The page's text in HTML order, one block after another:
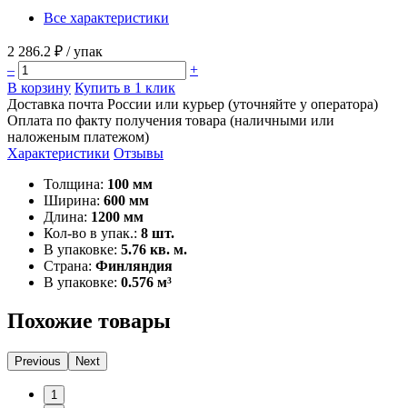
Все характеристики
2 286.2 ₽ / упак
–
+
В корзину Купить в 1 клик
Доставка почта России или курьер (уточняйте у оператора)
Оплата по факту получения товара (наличными или
наложеным платежом)
Характеристики Отзывы
Толщина: 100 мм
Ширина: 600 мм
Длина: 1200 мм
Кол-во в упак.: 8 шт.
В упаковке: 5.76 кв. м.
Страна: Финляндия
В упаковке: 0.576 м³
Похожие товары
Previous Next
1